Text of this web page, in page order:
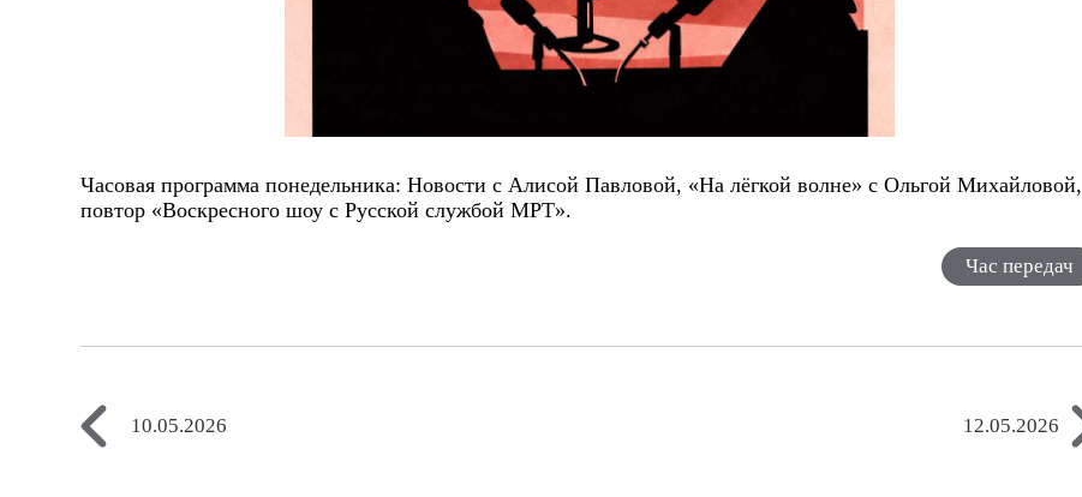
Часовая программа понедельника: Новости с Алисой Павловой, «На лёгкой волне» с Ольгой Михайловой,
повтор «Воскресного шоу с Русской службой МРТ».
Час передач
10.05.2026 12.05.2026